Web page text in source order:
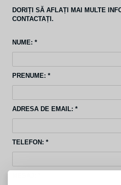
DORIȚI SĂ AFLAȚI MAI MULTE
CONTACTAȚI.
NUME: *
PRENUME: *
ADRESA DE EMAIL: *
TELEFON: *